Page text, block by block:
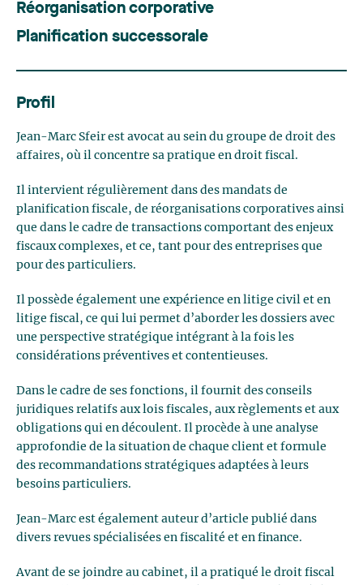
Réorganisation corporative
Planification successorale
Profil
Jean-Marc Sfeir est avocat au sein du groupe de droit des
affaires, où il concentre sa pratique en droit fiscal.
Il intervient régulièrement dans des mandats de
planification fiscale, de réorganisations corporatives ainsi
que dans le cadre de transactions comportant des enjeux
fiscaux complexes, et ce, tant pour des entreprises que
pour des particuliers.
Il possède également une expérience en litige civil et en
litige fiscal, ce qui lui permet d’aborder les dossiers avec
une perspective stratégique intégrant à la fois les
considérations préventives et contentieuses.
Dans le cadre de ses fonctions, il fournit des conseils
juridiques relatifs aux lois fiscales, aux règlements et aux
obligations qui en découlent. Il procède à une analyse
approfondie de la situation de chaque client et formule
des recommandations stratégiques adaptées à leurs
besoins particuliers.
Jean-Marc est également auteur d’article publié dans
divers revues spécialisées en fiscalité et en finance.
Avant de se joindre au cabinet, il a pratiqué le droit fiscal